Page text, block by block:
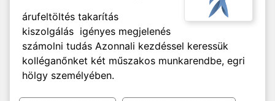
árufeltöltés takarítás
kiszolgálás igényes megjelenés
számolni tudás Azonnali kezdéssel keressük
kolléganőnket két műszakos munkarendbe, egri
hölgy személyében.